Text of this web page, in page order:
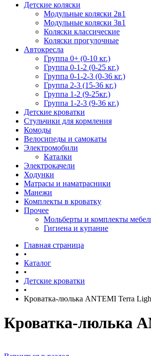
Детские коляски
Модульные коляски 2в1
Модульные коляски 3в1
Коляски классические
Коляски прогулочные
Автокресла
Группа 0+ (0-10 кг.)
Группа 0-1-2 (0-25 кг.)
Группа 0-1-2-3 (0-36 кг.)
Группа 2-3 (15-36 кг.)
Группа 1-2 (9-25кг.)
Группа 1-2-3 (9-36 кг.)
Детские кроватки
Стульчики для кормления
Комоды
Велосипеды и самокаты
Электромобили
Каталки
Электрокачели
Ходунки
Матрасы и наматрасники
Манежи
Комплекты в кроватку
Прочее
Мольберты и комплекты
Гигиена и купание
Главная страница
•
Каталог
•
Детские кроватки
•
Кроватка-люлька ANTEMI Terra
Кроватка-люлька